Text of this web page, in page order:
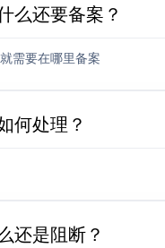
么还要备案？
需要在哪里备案
何处理？
还是阻断？